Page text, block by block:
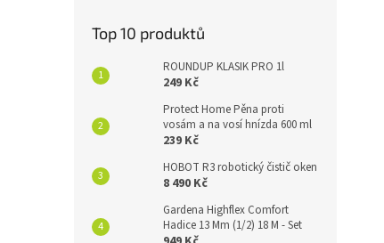
Top 10 produktů
ROUNDUP KLASIK PRO 1l
249 Kč
Protect Home Pěna proti
vosám a na vosí hnízda 600 ml
239 Kč
HOBOT R3 robotický čistič oken
8 490 Kč
Gardena Highflex Comfort
Hadice 13 Mm (1/2) 18 M - Set